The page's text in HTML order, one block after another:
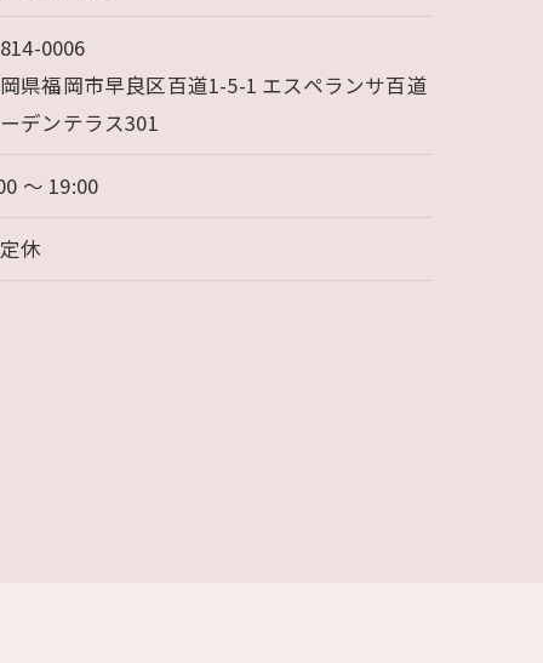
0006
県福岡市早良区百道1-5-1 エスペランサ百道
デンテラス301
〜 19:00
休